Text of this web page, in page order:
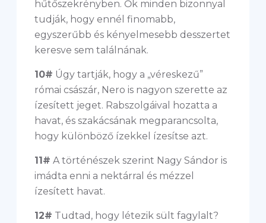
hűtőszekrényben. Ők minden bizonnyal
tudják, hogy ennél finomabb,
egyszerűbb és kényelmesebb desszertet
keresve sem találnának.
10# Úgy tartják, hogy a „véreskezű”
római császár, Nero is nagyon szerette az
ízesített jeget. Rabszolgáival hozatta a
havat, és szakácsának megparancsolta,
hogy különböző ízekkel ízesítse azt.
11# A történészek szerint Nagy Sándor is
imádta enni a nektárral és mézzel
ízesített havat.
12# Tudtad, hogy létezik sült fagylalt?